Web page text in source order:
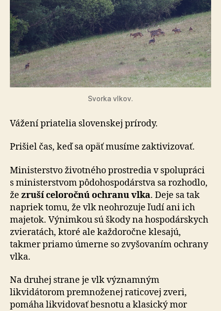
Svorka vlkov.
Vážení priatelia slo­ven­skej prí­ro­dy.
Prišiel čas, keď sa opäť musíme zakti­vi­zo­vať.
Ministerstvo životného prostredia v spo­lu­prá­ci
s mi­nis­ter­stvom pô­do­hospo­dár­stva sa rozhodlo,
že zruší ce­lo­roč­nú ochranu vlka. Deje sa tak
napriek tomu, že vlk ne­ohro­zu­je ľudí ani ich
majetok. Výnimkou sú škody na hospo­dár­skych
zvie­ra­tách, ktoré ale kaž­do­roč­ne klesajú,
takmer priamo úmerne so zvy­šo­va­ním ochrany
vlka.
Na druhej strane je vlk významným
likvidátorom pre­mno­že­nej ra­ti­co­vej zveri,
pomáha likvidovať besnotu a kla­sický mor